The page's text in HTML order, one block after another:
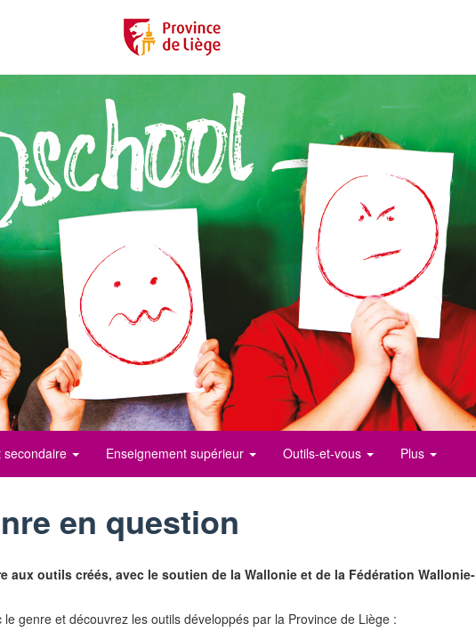
secondaire Enseignement supérieur Outils-et-vous Plus
en question
outils créés, avec le soutien de la Wallonie et de la Fédération
genre et découvrez les outils développés par la Province de Liège :